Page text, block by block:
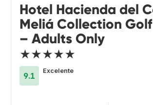
Hotel Hacienda del
Meliá Collection
– Adults Only
★★★★★
9.1
Excelente